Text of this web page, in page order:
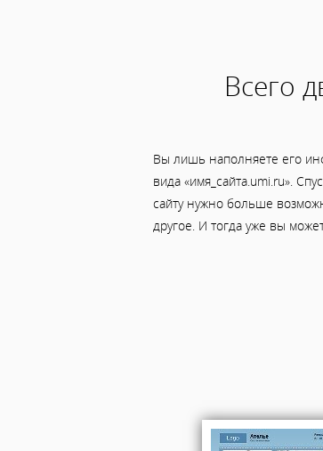
Всего
Вы лишь наполняете его
вида «имя_сайта.umi.ru».
сайту нужно больше
другое. И тогда уже вы